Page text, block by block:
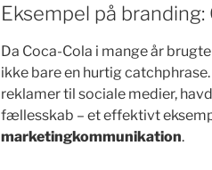
Eksempel på
Da Coca-Cola i mange år
ikke bare en hurtig
reklamer til sociale medier,
fællesskab – et effektivt
marketingkommunikation.